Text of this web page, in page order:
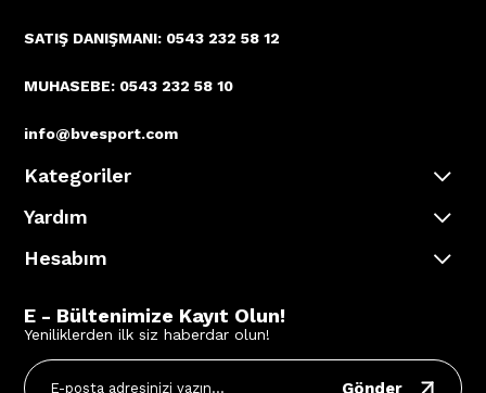
SATIŞ DANIŞMANI: 0543 232 58 12
MUHASEBE: 0543 232 58 10
info@bvesport.com
Kategoriler
Yardım
Hesabım
E - Bültenimize Kayıt Olun!
Yeniliklerden ilk siz haberdar olun!
Gönder